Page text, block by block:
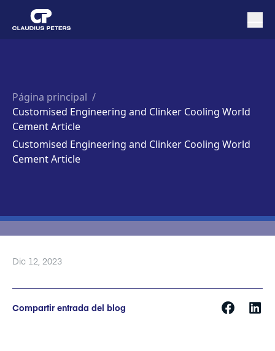
Página principal /
Customised Engineering and Clinker Cooling World
Cement Article
Customised Engineering and Clinker Cooling World
Cement Article
Dic 12, 2023
Compartir entrada del blog